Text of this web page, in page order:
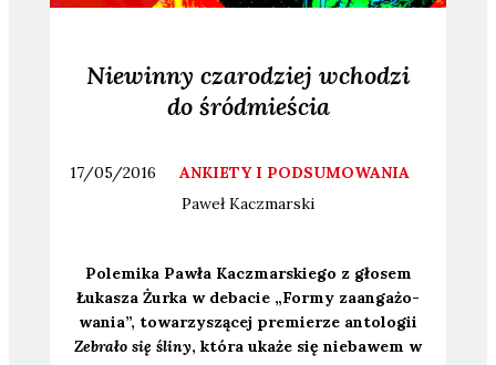
Niewinny czarodziej wchodzi
do śródmieścia
17/05/2016
ANKIETY I PODSUMOWANIA
PawełKaczmarski
Pole­mi­ka Paw­ła Kacz­mar­skie­go z gło­sem
Łuka­sza Żur­ka w deba­cie „For­my zaan­ga­żo­
wa­nia”, towa­rzy­szą­cej pre­mie­rze anto­lo­gii
Zebra­ło się śli­ny, któ­ra uka­że się nie­ba­wem w